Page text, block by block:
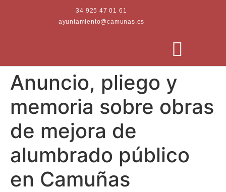
34 925 47 01 61
ayuntamiento@camunas.es
Anuncio, pliego y
memoria sobre obras
de mejora de
alumbrado público
en Camuñas